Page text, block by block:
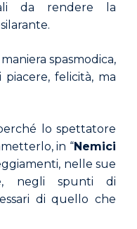
da rendere la
spasmodica,
felicità, ma
lo spettatore
in “Nemici
nelle sue
negli spunti di
di quello che